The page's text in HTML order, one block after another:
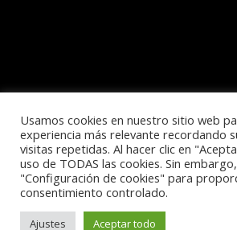
Política de privacidad
Usamos cookies en nuestro sitio web
experiencia más relevante recordando
visitas repetidas. Al hacer clic en
uso de TODAS las cookies. Sin
"Configuración de cookies" para
consentimiento controlado.
Ajustes Aceptar todo